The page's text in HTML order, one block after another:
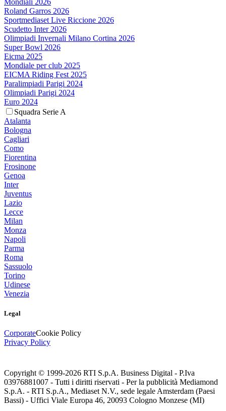
Roland Garros 2026
Sportmediaset Live Riccione 2026
Scudetto Inter 2026
Olimpiadi Invernali Milano Cortina 2026
Super Bowl 2026
Eicma 2025
Mondiale per club 2025
EICMA Riding Fest 2025
Paralimpiadi Parigi 2024
Olimpiadi Parigi 2024
Euro 2024
Squadra Serie A
Atalanta
Bologna
Cagliari
Como
Fiorentina
Frosinone
Genoa
Inter
Juventus
Lazio
Lecce
Milan
Monza
Napoli
Parma
Roma
Sassuolo
Torino
Udinese
Venezia
Legal
CorporateCookie Policy
Privacy Policy
Copyright © 1999-2026 RTI S.p.A. Business Digital - P.Iva
03976881007 - Tutti i diritti riservati - Per la pubblicità Mediamond
S.p.A. - RTI S.p.A., Mediaset N.V., sede legale Amsterdam (Paesi
Bassi) - Uffici Viale Europa 46, 20093 Cologno Monzese (MI)